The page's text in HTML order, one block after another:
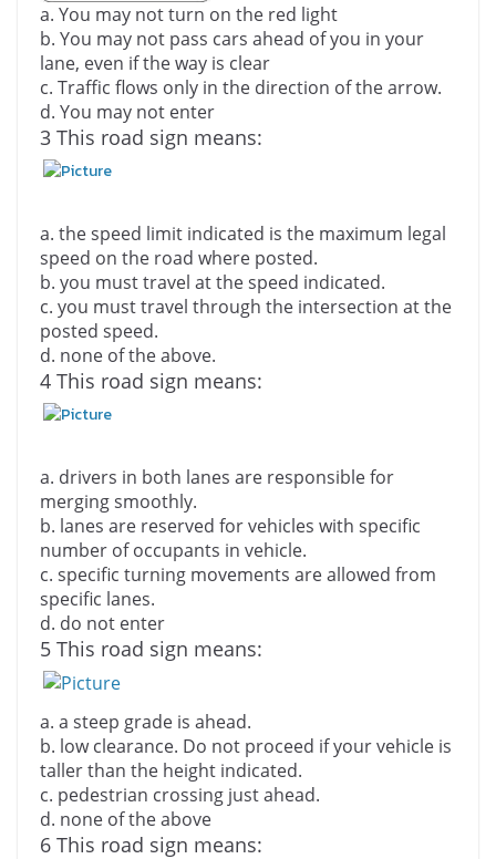
a. You may not turn on the red light
b. You may not pass cars ahead of you in your
lane, even if the way is clear
c. Traffic flows only in the direction of the arrow.
d. You may not enter
3 This road sign means:
a. the speed limit indicated is the maximum legal
speed on the road where posted.
b. you must travel at the speed indicated.
c. you must travel through the intersection at the
posted speed.
d. none of the above.
4 This road sign means:
a. drivers in both lanes are responsible for
merging smoothly.
b. lanes are reserved for vehicles with specific
number of occupants in vehicle.
c. specific turning movements are allowed from
specific lanes.
d. do not enter
5 This road sign means:
a. a steep grade is ahead.
b. low clearance. Do not proceed if your vehicle is
taller than the height indicated.
c. pedestrian crossing just ahead.
d. none of the above
6 This road sign means: